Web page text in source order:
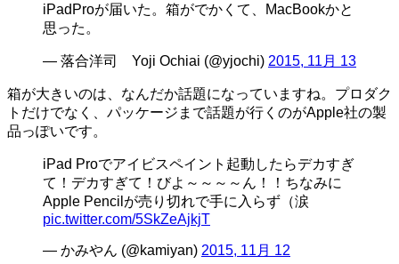
iPadProが届いた。箱がでかくて、MacBookかと
思った。
— 落合洋司 Yoji Ochiai (@yjochi) 2015, 11月 13
箱が大きいのは、なんだか話題になっていますね。プロダク
トだけでなく、パッケージまで話題が行くのがApple社の製
品っぽいです。
iPad Proでアイビスペイント起動したらデカすぎ
て！デカすぎて！びよ～～～～ん！！ちなみに
Apple Pencilが売り切れで手に入らず（涙
pic.twitter.com/5SkZeAjkjT
— かみやん (@kamiyan) 2015, 11月 12